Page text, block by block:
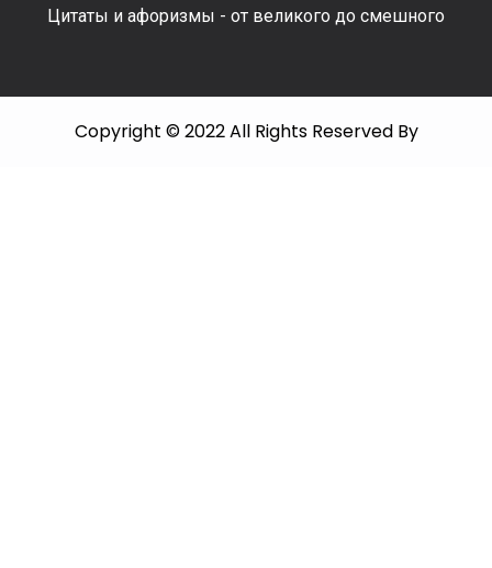
Цитаты и афоризмы - от великого до смешного
Copyright © 2022 All Rights Reserved By